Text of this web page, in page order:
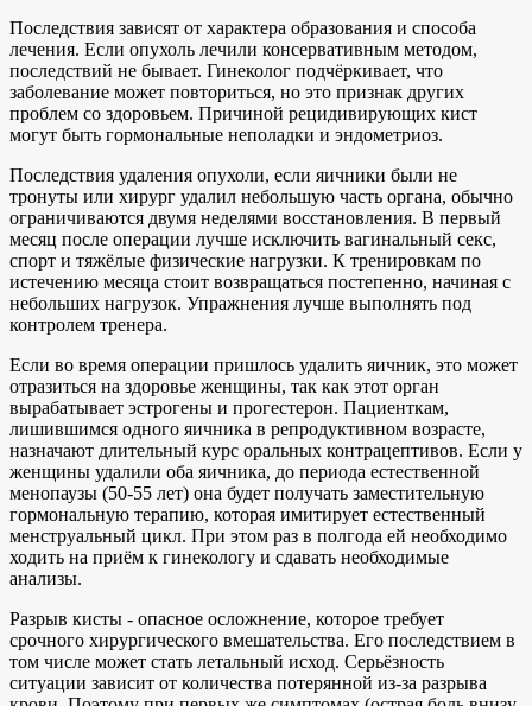
Последствия зависят от характера образования и способа
лечения. Если опухоль лечили консервативным методом,
последствий не бывает. Гинеколог подчёркивает, что
заболевание может повториться, но это признак других
проблем со здоровьем. Причиной рецидивирующих кист
могут быть гормональные неполадки и эндометриоз.
Последствия удаления опухоли, если яичники были не
тронуты или хирург удалил небольшую часть органа, обычно
ограничиваются двумя неделями восстановления. В первый
месяц после операции лучше исключить вагинальный секс,
спорт и тяжёлые физические нагрузки. К тренировкам по
истечению месяца стоит возвращаться постепенно, начиная с
небольших нагрузок. Упражнения лучше выполнять под
контролем тренера.
Если во время операции пришлось удалить яичник, это может
отразиться на здоровье женщины, так как этот орган
вырабатывает эстрогены и прогестерон. Пациенткам,
лишившимся одного яичника в репродуктивном возрасте,
назначают длительный курс оральных контрацептивов. Если у
женщины удалили оба яичника, до периода естественной
менопаузы (50-55 лет) она будет получать заместительную
гормональную терапию, которая имитирует естественный
менструальный цикл. При этом раз в полгода ей необходимо
ходить на приём к гинекологу и сдавать необходимые
анализы.
Разрыв кисты - опасное осложнение, которое требует
срочного хирургического вмешательства. Его последствием в
том числе может стать летальный исход. Серьёзность
ситуации зависит от количества потерянной из-за разрыва